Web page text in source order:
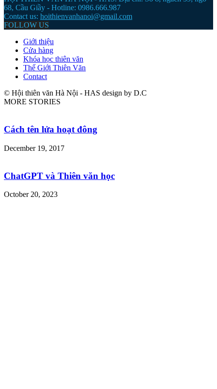
68, Cầu Giầy - Hotline: 0986.666.987
Contact us: hoithienvanhanoi@gmail.com
FOLLOW US
Giới thiệu
Cửa hàng
Khóa học thiên văn
Thế Giới Thiên Văn
Contact
© Hội thiên văn Hà Nội - HAS design by D.C
MORE STORIES
Cách tên lửa hoạt đông
December 19, 2017
ChatGPT và Thiên văn học
October 20, 2023